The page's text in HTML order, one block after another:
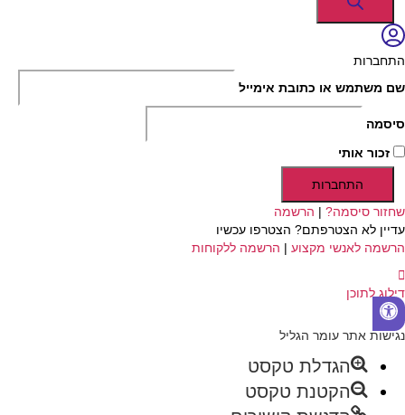
התחברות
שם משתמש או כתובת אימייל
סיסמה
זכור אותי
התחברות
שחזור סיסמה? | הרשמה
עדיין לא הצטרפתם? הצטרפו עכשיו
הרשמה לאנשי מקצוע | הרשמה ללקוחות
דילוג לתוכן
פתח
סרגל
נגישות
נגישות אתר עומר הגליל
הגדלת טקסט
הקטנת טקסט